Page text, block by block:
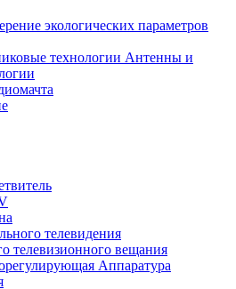
экологических параметров
Антенны и
телевидения
телевизионного вещания
Аппаратура